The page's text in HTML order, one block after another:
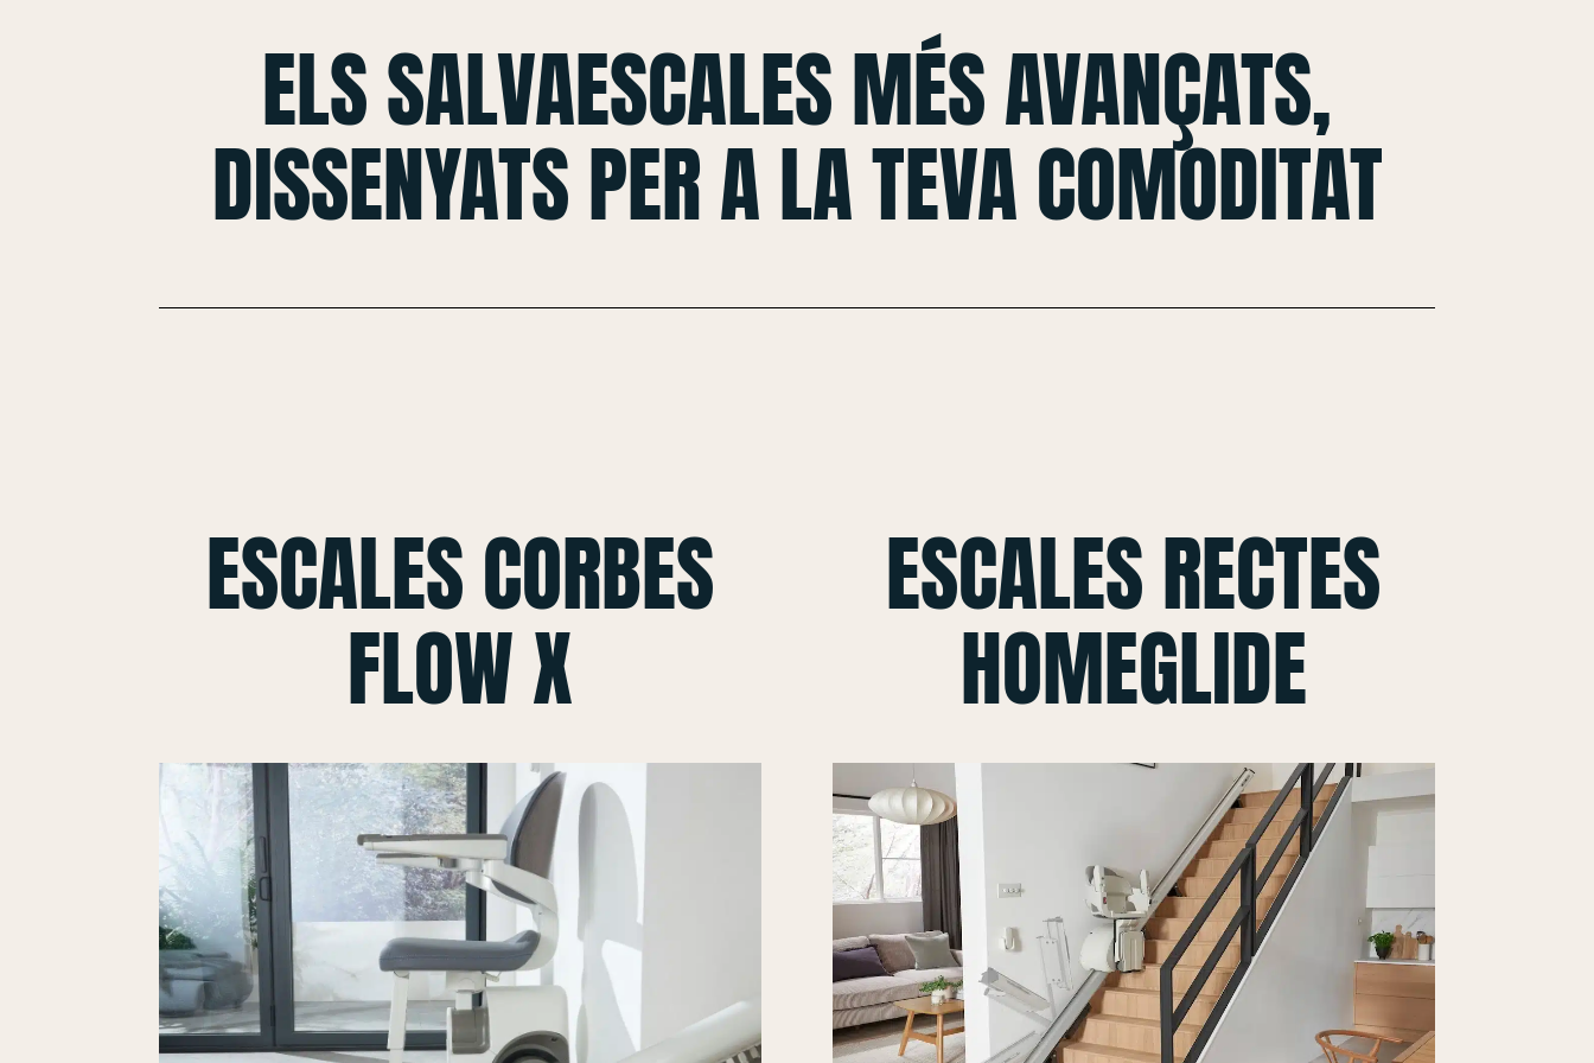
ELS SALVAESCALES MÉS AVANÇATS,
DISSENYATS PER A LA TEVA COMODITAT
ESCALES CORBES
FLOW X
ESCALES RECTES
HOMEGLIDE